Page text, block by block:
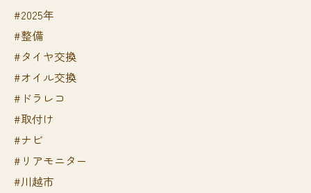
#2025年
#整備
#タイヤ交換
#オイル交換
#ドラレコ
#取付け
#ナビ
#リアモニター
#川越市